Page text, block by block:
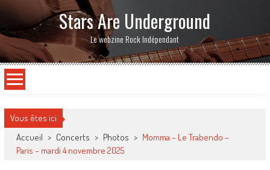
Stars Are Underground
Le webzine Rock Indépendant
Vous êtes ici
Accueil > Concerts > Photos > Momma – Le Trabendo –
Paris – mardi 4 novembre 2025